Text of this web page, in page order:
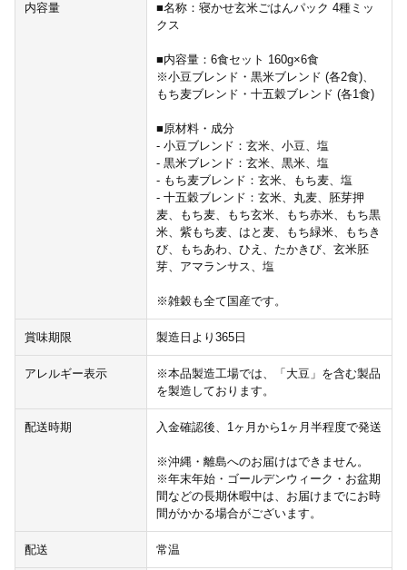
内容量
■名称：寝かせ玄米ごはんパック 4種ミッ
クス
■内容量：6食セット 160g×6食
※小豆ブレンド・黒米ブレンド (各2食)、
もち麦ブレンド・十五穀ブレンド (各1食)
■原材料・成分
- 小豆ブレンド：玄米、小豆、塩
- 黒米ブレンド：玄米、黒米、塩
- もち麦ブレンド：玄米、もち麦、塩
- 十五穀ブレンド：玄米、丸麦、胚芽押
麦、もち麦、もち玄米、もち赤米、もち黒
米、紫もち麦、はと麦、もち緑米、もちき
び、もちあわ、ひえ、たかきび、玄米胚
芽、アマランサス、塩
※雑穀も全て国産です。
賞味期限 製造日より365日
アレルギー表示
※本品製造工場では、「大豆」を含む製品
を製造しております。
配送時期 入金確認後、1ヶ月から1ヶ月半程度で発送
※沖縄・離島へのお届けはできません。
※年末年始・ゴールデンウィーク・お盆期
間などの長期休暇中は、お届けまでにお時
間がかかる場合がございます。
配送 常温